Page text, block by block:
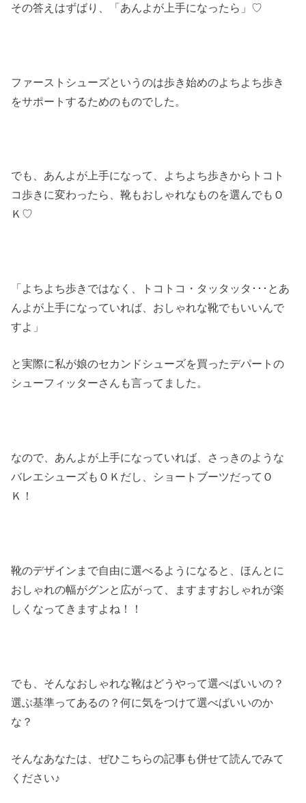
その答えはずばり、「あんよが上手になったら」♡
ファーストシューズというのは歩き始めのよちよち歩き
をサポートするためのものでした。
でも、あんよが上手になって、よちよち歩きからトコト
コ歩きに変わったら、靴もおしゃれなものを選んでもＯ
Ｋ♡
「よちよち歩きではなく、トコトコ・タッタッタ･･･とあ
んよが上手になっていれば、おしゃれな靴でもいいんで
すよ」
と実際に私が娘のセカンドシューズを買ったデパートの
シューフィッターさんも言ってました。
なので、あんよが上手になっていれば、さっきのような
バレエシューズもＯＫだし、ショートブーツだってＯ
Ｋ！
靴のデザインまで自由に選べるようになると、ほんとに
おしゃれの幅がグンと広がって、ますますおしゃれが楽
しくなってきますよね！！
でも、そんなおしゃれな靴はどうやって選べばいいの？
選ぶ基準ってあるの？何に気をつけて選べばいいのか
な？
そんなあなたは、ぜひこちらの記事も併せて読んでみて
ください♪